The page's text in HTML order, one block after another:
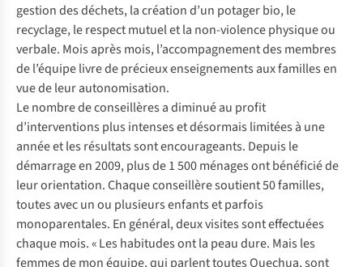
gestion des déchets, la création d’un potager bio, le
recyclage, le respect mutuel et la non-violence physique ou
verbale. Mois après mois, l’accompagnement des membres
de l’équipe livre de précieux enseignements aux familles en
vue de leur autonomisation.
Le nombre de conseillères a diminué au profit
d’interventions plus intenses et désormais limitées à une
année et les résultats sont encourageants. Depuis le
démarrage en 2009, plus de 1 500 ménages ont bénéficié de
leur orientation. Chaque conseillère soutient 50 familles,
toutes avec un ou plusieurs enfants et parfois
monoparentales. En général, deux visites sont effectuées
chaque mois. « Les habitudes ont la peau dure. Mais les
femmes de mon équipe, qui parlent toutes Quechua, sont